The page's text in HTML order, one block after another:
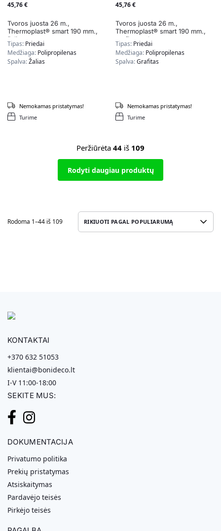
45,76€
Tvoros juosta 26 m.,
Thermoplast® smart 190 mm.,
žalia
Tipas: Priedai
Medžiaga: Polipropilenas
Spalva:Žalias
Turime
Nemokamas pristatymas!
45,76€
Tvoros juosta 26 m.,
Thermoplast® smart 190 mm.,
grafito spalvos
Tipas: Priedai
Medžiaga: Polipropilenas
Spalva:Grafitas
Turime
Nemokamas pristatymas!
Peržiūrėta 44 iš 109
Rodyti daugiau produktų
Rodoma 1–44 iš 109
KONTAKTAI
+370 632 51053
klientai@bonideco.lt
I-V 11:00-18:00
SEKITE MUS:
DOKUMENTACIJA
Privatumo politika
Prekių pristatymas
Atsiskaitymas
Pardavėjo teisės
Pirkėjo teisės